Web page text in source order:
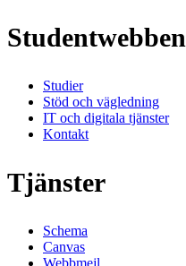
Studentwebben
Studier
Stöd och vägledning
IT och digitala tjänster
Kontakt
Tjänster
Schema
Canvas
Webbmejl